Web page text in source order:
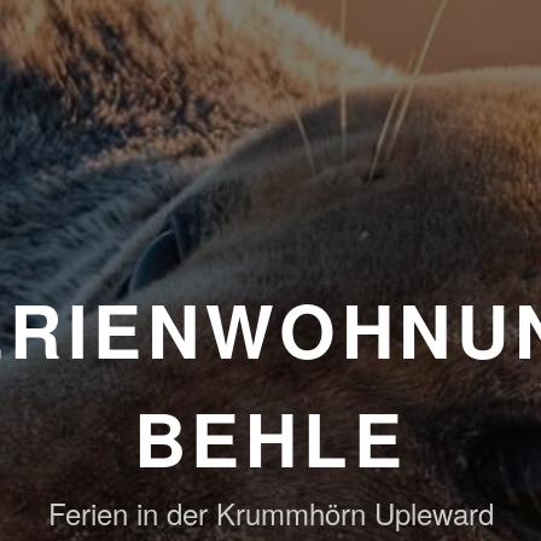
BEHLE
Ferien in der Krummhörn Upleward